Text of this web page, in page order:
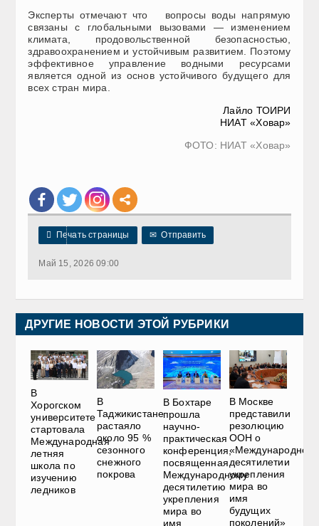
Эксперты отмечают что вопросы воды напрямую
связаны с глобальными вызовами — изменением
климата, продовольственной безопасностью,
здравоохранением и устойчивым развитием. Поэтому
эффективное управление водными ресурсами
является одной из основ устойчивого будущего для
всех стран мира.
Лайло ТОИРИ
НИАТ «Ховар»
ФОТО: НИАТ «Ховар»
 Печать страницы ✉ Отправить
Май 15, 2026 09:00
ДРУГИЕ НОВОСТИ ЭТОЙ РУБРИКИ
В
Хорогском
университете
стартовала
Международная
летняя
школа по
изучению
ледников
В
Таджикистане
растаяло
около 95 %
сезонного
снежного
покрова
В Бохтаре
прошла
научно-
практическая
конференция,
посвященная
Международному
десятилетию
укрепления
мира во
имя
В Москве
представили
резолюцию
ООН о
«Международном
десятилетии
укрепления
мира во
имя
будущих
поколений»